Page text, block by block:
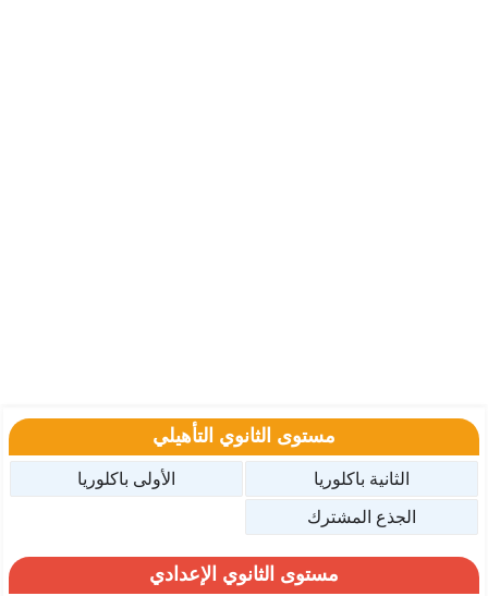
مستوى الثانوي التأهيلي
الثانية باكلوريا
الأولى باكلوريا
الجذع المشترك
مستوى الثانوي الإعدادي